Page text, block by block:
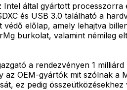
által gyártott processzorra
és USB 3.0 található a
védő előlap, amely lehajtva
burkolat, valamint némileg
a rendezvényen 1
az OEM-gyártók mit szólnak a
ez pedig összeütközésekhez